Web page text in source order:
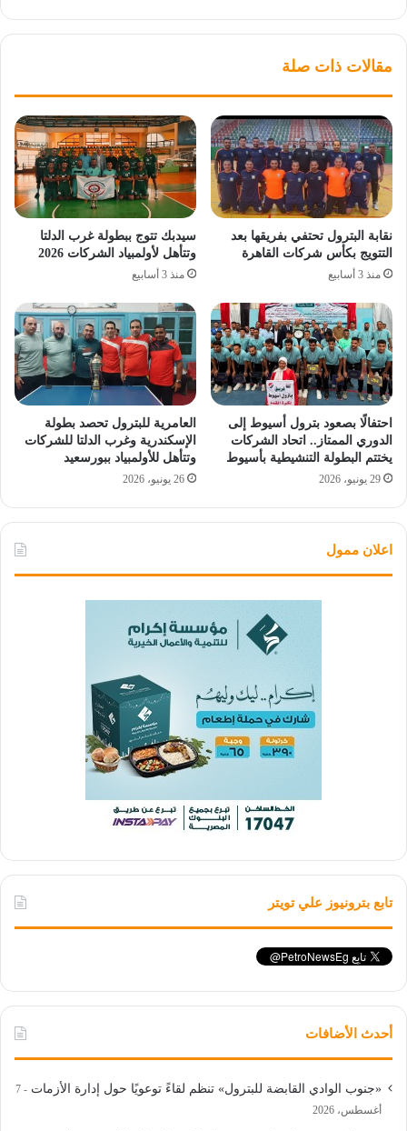
مقالات ذات صلة
نقابة البترول تحتفي بفريقها بعد
التتويج بكأس شركات القاهرة
منذ 3 أسابيع
سيدبك تتوج ببطولة غرب الدلتا
وتتأهل لأولمبياد الشركات 2026
منذ 3 أسابيع
احتفالًا بصعود بترول أسيوط إلى
الدوري الممتاز.. اتحاد الشركات
يختتم البطولة التنشيطية بأسيوط
29 يونيو، 2026
العامرية للبترول تحصد بطولة
الإسكندرية وغرب الدلتا للشركات
وتتأهل للأولمبياد ببورسعيد
26 يونيو، 2026
اعلان ممول
تابع بترونيوز علي تويتر
أحدث الأضافات
«جنوب الوادي القابضة للبترول» تنظم لقاءً توعويًا حول إدارة الأزمات
7
أغسطس، 2026